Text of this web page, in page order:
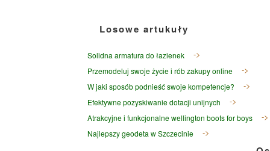
Losowe artukuły
Solidna armatura do łazienek
Przemodeluj swoje życie i rób zakupy online
W jaki sposób podnieść swoje kompetencje?
Efektywne pozyskiwanie dotacji unijnych
Atrakcyjne i funkcjonalne wellington boots for boys
Najlepszy geodeta w Szczecinie